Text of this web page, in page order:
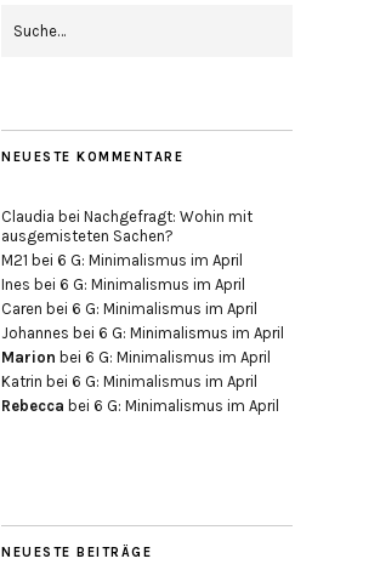
NEUESTE KOMMENTARE
Claudia bei Nachgefragt: Wohin mit
ausgemisteten Sachen?
M21 bei 6 G: Minimalismus im April
Ines bei 6 G: Minimalismus im April
Caren bei 6 G: Minimalismus im April
Johannes bei 6 G: Minimalismus im April
Marion bei 6 G: Minimalismus im April
Katrin bei 6 G: Minimalismus im April
Rebecca bei 6 G: Minimalismus im April
NEUESTE BEITRÄGE